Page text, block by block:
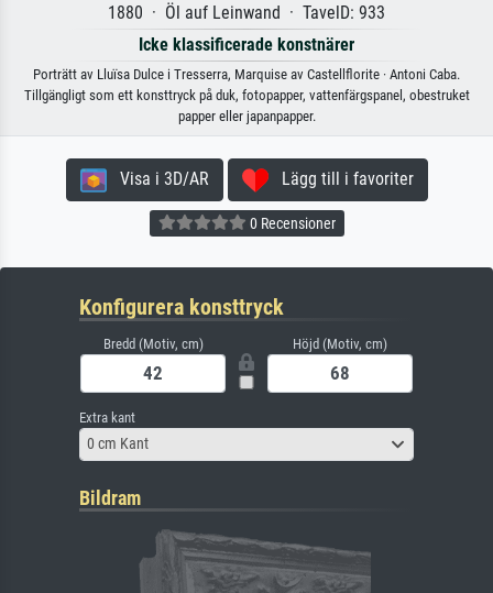
1880 · Öl auf Leinwand · TavelD: 933
Icke klassificerade konstnärer
Porträtt av Lluïsa Dulce i Tresserra, Marquise av Castellflorite · Antoni Caba.
Tillgängligt som ett konsttryck på duk, fotopapper, vattenfärgspanel, obestruket
papper eller japanpapper.
Visa i 3D/AR Lägg till i favoriter
0 Recensioner
Konfigurera konsttryck
Bredd (Motiv, cm) Höjd (Motiv, cm)
Extra kant
0 cm Kant
Bildram